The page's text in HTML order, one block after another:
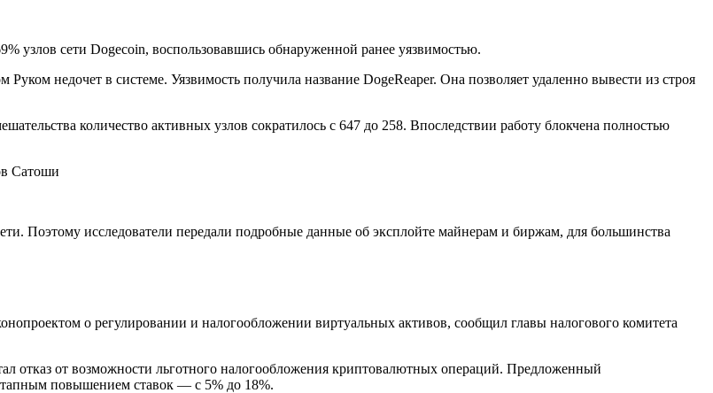
узлов сети Dogecoin, воспользовавшись обнаруженной ранее уязвимостью.
недочет в системе. Уязвимость получила название DogeReaper. Она позволяет удаленно вывести из строя
количество активных узлов сократилось с 647 до 258. Впоследствии работу блокчена полностью
Поэтому исследователи передали подробные данные об эксплойте майнерам и биржам, для большинства
о регулировании и налогообложении виртуальных активов, сообщил главы налогового комитета
отказ от возможности льготного налогообложения криптовалютных операций. Предложенный
повышением ставок — с 5% до 18%.